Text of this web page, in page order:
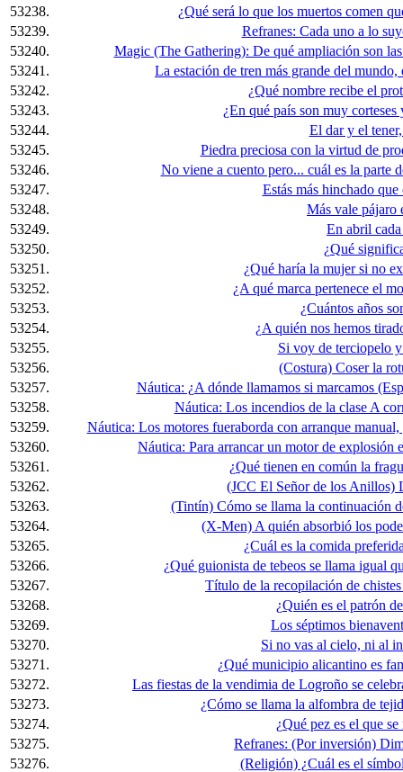
53238.
¿Qué será lo que los muertos comen
53239.
Refranes: Cada uno a lo
53240.
Magic (The Gathering): De qué ampliación son
53241.
La estación de tren más grande del
53242.
¿Qué nombre recibe el
53243.
¿En qué país son muy
53244.
El dar y el
53245.
Piedra preciosa con la virtud de
53246.
No viene a cuento pero... cuál es la parte
53247.
Estás más hinchado
53248.
Más vale pájaro
53249.
En abril
53250.
¿Qué
53251.
¿Qué haría la mujer si no
53252.
¿A qué marca pertenece el
53253.
¿Cuántos años
53254.
¿A quién nos hemos
53255.
Si voy de terciopelo
53256.
(Costura) Coser la
53257.
Náutica: ¿A dónde llamamos si marcamos
53258.
Náutica: Los incendios de la clase A
53259.
Náutica: Los motores fueraborda con arranque
53260.
Náutica: Para arrancar un motor de explosión
53261.
¿Qué tienen en común la
53262.
(JCC El Señor de los Anillos)
53263.
(Tintín) Cómo se llama la continuación
53264.
(X-Men) A quién absorbió los
53265.
¿Cuál es la comida
53266.
¿Qué guionista de tebeos se llama igual
53267.
Título de la recopilación de
53268.
¿Quién es el patrón
53269.
Los séptimos
53270.
Si no vas al cielo, ni al
53271.
¿Qué municipio alicantino es
53272.
Las fiestas de la vendimia de Logroño se
53273.
¿Cómo se llama la alfombra de
53274.
¿Qué pez es el que
53275.
Refranes: (Por inversión)
53276.
(Religión) ¿Cuál es el